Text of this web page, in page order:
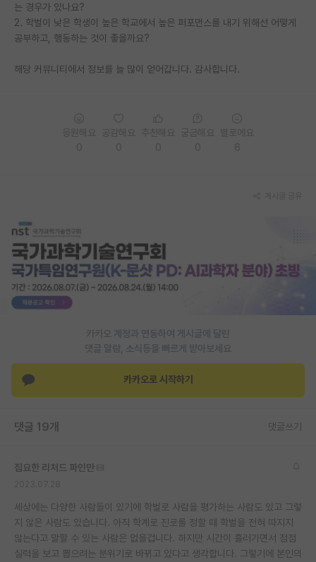
장학금/장학생 게시판
학술 정보 게시판
홍보 게시판
는 경우가 있나요?
2. 학벌이 낮은 학생이 높은 학교에서 높은 퍼포먼스를 내기 위해선 어떻게
공부하고, 행동하는 것이 좋을까요?
해당 커뮤니티에서 정보를 늘 많이 얻어갑니다. 감사합니다.
카카오 계정과 연동하여 게시글에 달린
댓글 알람, 소식등을 빠르게 받아보세요
카카오로 시작하기
댓글 19개 댓글쓰기
집요한 리처드 파인만
세상에는 다양한 사람들이 있기에 학벌로 사람을 평가하는 사람도 있고 그렇
지 않은 사람도 있습니다. 아직 학계로 진로를 정할 때 학벌을 전혀 따지지
않는다고 말할 수 있는 사람은 없을겁니다. 하지만 시간이 흘러가면서 점점
실력을 보고 뽑으려는 분위기로 바뀌고 있다고 생각합니다. 그렇기에 본인의